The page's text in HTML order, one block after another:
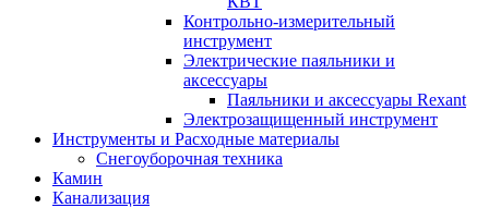
Контрольно-измерительный
инструмент
Электрические паяльники и
аксессуары
Паяльники и аксессуары Rexant
Электрозащищенный инструмент
Инструменты и Расходные материалы
Снегоуборочная техника
Камин
Канализация